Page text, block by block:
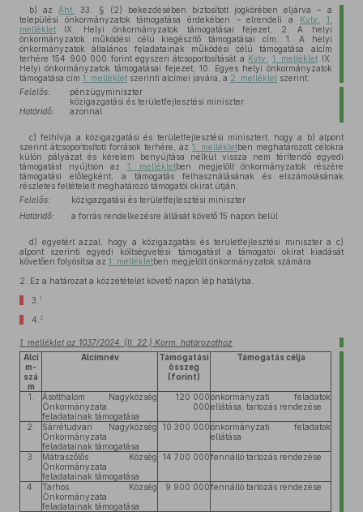
b) az Áht.
33. § (2) bekezdésében biztosított jogkörében eljárva – a
települési önkormányzatok támogatása érdekében – elrendeli a Kvtv.
1.
melléklet IX. Helyi önkormányzatok támogatásai fejezet, 2. A helyi
önkormányzatok működési célú kiegészítő támogatásai cím, 1. A helyi
önkormányzatok általános feladatainak működési célú támogatása alcím
terhére 154 900 000 forint egyszeri átcsoportosítását a Kvtv. 1. melléklet IX.
Helyi önkormányzatok támogatásai fejezet, 10. Egyes helyi önkormányzatok
támogatása cím 1. melléklet szerinti alcímei javára, a 2. melléklet szerint;
Felelős:
pénzügyminiszter
közigazgatási és területfejlesztési miniszter
Határidő:
azonnal
c) felhívja a közigazgatási és területfejlesztési minisztert, hogy a b) alpont
szerint átcsoportosított források terhére, az 1. mellékletben meghatározott célokra
külön pályázat és kérelem benyújtása nélkül vissza nem térítendő egyedi
támogatást nyújtson az 1. mellékletben megjelölt önkormányzatok részére
támogatási előlegként, a támogatás felhasználásának és elszámolásának
részletes feltételeit meghatározó támogatói okirat útján;
Felelős:
közigazgatási és területfejlesztési miniszter
Határidő:
a forrás rendelkezésre állását követő 15 napon belül
d) egyetért azzal, hogy a közigazgatási és területfejlesztési miniszter a c)
alpont szerinti egyedi költségvetési támogatást a támogatói okirat kiadását
követően folyósítsa az 1. mellékletben megjelölt önkormányzatok számára.
2.
Ez a határozat a közzétételét követő napon lép hatályba.
3. 1
4. 2
1. melléklet az 1037/2024. (II. 22.) Korm. határozathoz
Alcí
m-
szá
m
Alcímnév
Támogatási
összeg
(forint)
Támogatás célja
1.
Ásotthalom Nagyközség
Önkormányzata
feladatainak támogatása
120 000
000
önkormányzati feladatok
ellátása, tartozás rendezése
2.
Sárrétudvari Nagyközség
Önkormányzata
feladatainak támogatása
10 300 000önkormányzati feladatok
ellátása
3.
Mátraszőlős Község
Önkormányzata
feladatainak támogatása
14 700 000fennálló tartozás rendezése
4.
Tarhos Község
Önkormányzata
feladatainak támogatása
9 900 000fennálló tartozás rendezése